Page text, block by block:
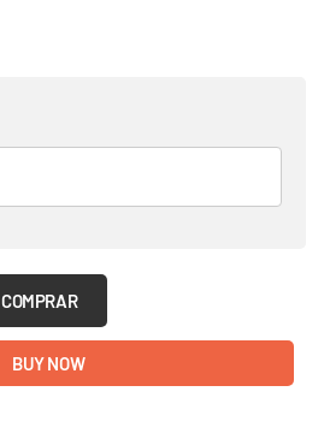
COMPRAR
BUY NOW